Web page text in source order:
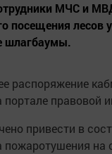
МЧС и
посещения лесов
шлагбаумы.
распоряжение
портале правовой
привести в
пожаротушения на